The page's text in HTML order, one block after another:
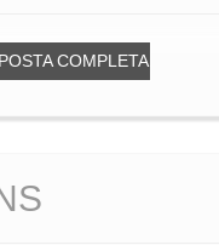
COMPLETA